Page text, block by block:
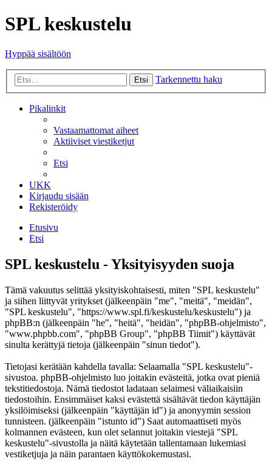
SPL keskustelu
Hyppää sisältöön
Etsi Tarkennettu haku
Pikalinkit
Vastaamattomat aiheet
Aktiiviset viestiketjut
Etsi
UKK
Kirjaudu sisään
Rekisteröidy
Etusivu
Etsi
SPL keskustelu - Yksityisyyden suoja
Tämä vakuutus selittää yksityiskohtaisesti, miten "SPL keskustelu"
ja siihen liittyvät yritykset (jälkeenpäin "me", "meitä", "meidän",
"SPL keskustelu", "https://www.spl.fi/keskustelu/keskustelu") ja
phpBB:n (jälkeenpäin "he", "heitä", "heidän", "phpBB-ohjelmisto",
"www.phpbb.com", "phpBB Group", "phpBB Tiimit") käyttävät
sinulta kerättyjä tietoja (jälkeenpäin "sinun tiedot").
Tietojasi kerätään kahdella tavalla: Selaamalla "SPL keskustelu"-
sivustoa. phpBB-ohjelmisto luo joitakin evästeitä, jotka ovat pieniä
tekstitiedostoja. Nämä tiedostot ladataan selaimesi väliaikaisiin
tiedostoihin. Ensimmäiset kaksi evästettä sisältävät tiedon käyttäjän
yksilöimiseksi (jälkeenpäin "käyttäjän id") ja anonyymin session
tunnisteen. (jälkeenpäin "istunto id") Saat automaattiseti myös
kolmannen evästeen, kun olet selannut joitakin viestejä "SPL
keskustelu"-sivustolla ja näitä käytetään tallentamaan lukemiasi
vestiketjuja ja näin parantaen käyttökokemustasi.